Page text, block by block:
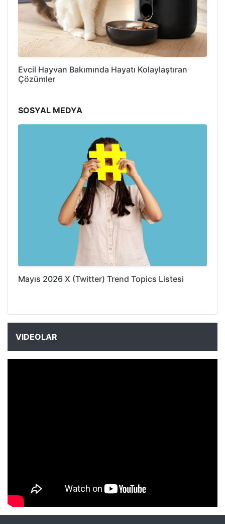
Evcil Hayvan Bakımında Hayatı Kolaylaştıran
Çözümler
SOSYAL MEDYA
Mayıs 2026 X (Twitter) Trend Topics Listesi
VIDEOLAR
NYXmag 2. Yaş Kutlama Etkinliği